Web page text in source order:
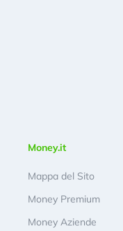
Money.it
Mappa del Sito
Money Premium
Money Aziende